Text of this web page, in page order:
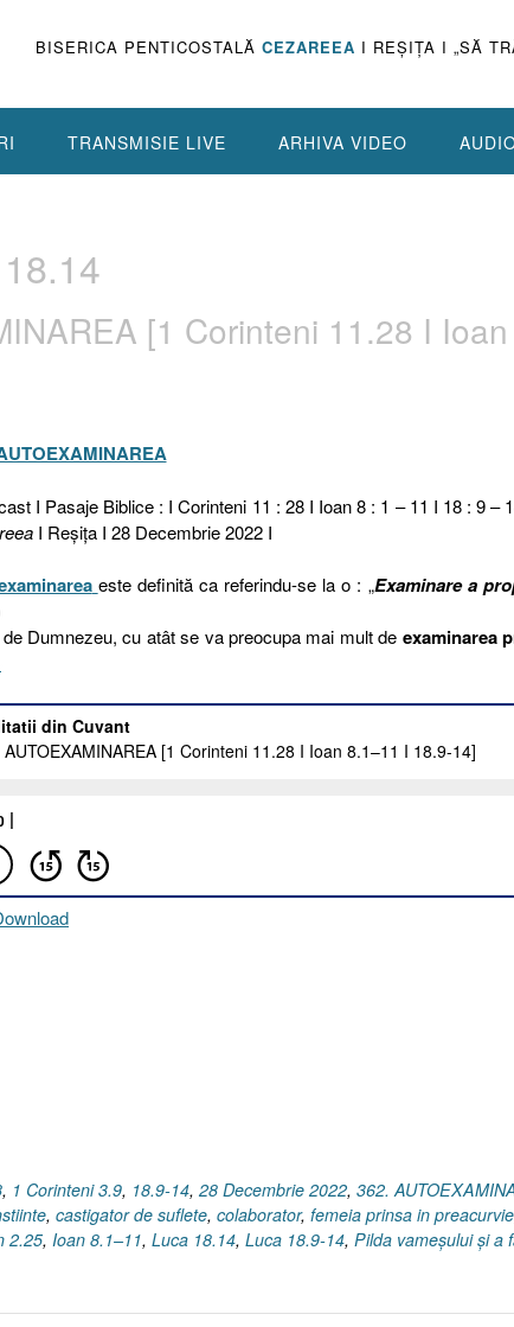
BISERICA PENTICOSTALĂ CEZAREEA I REŞIŢA I „SĂ
TRANSMISIE LIVE ARHIVA VIDEO
[1 Corinteni 11.28 I
I Pasaje Biblice : I Corinteni 11 : 28 I Ioan 8 : 1 – 11 I 18 : 9 –
I Reşiţa I 28 Decembrie 2022 I
este definită ca referindu-se la o : „Examinare a
Dumnezeu, cu atât se va preocupa mai mult de examinarea
, 1 Corinteni 3.9, 18.9-14, 28 Decembrie 2022, 362.
, castigator de suflete, colaborator, femeia prinsa in preacurvie
2.25, Ioan 8.1–11, Luca 18.14, Luca 18.9-14, Pilda vameşului şi a